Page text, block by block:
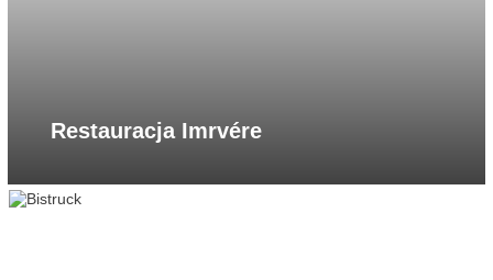
Restauracja Imrvére